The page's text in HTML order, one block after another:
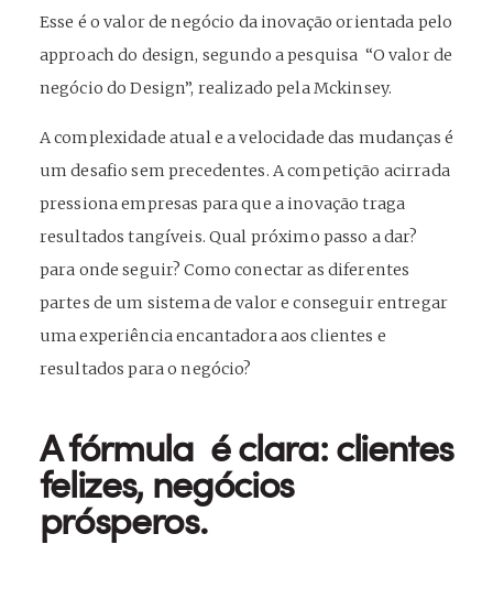
Esse é o valor de negócio da inovação orientada pelo
approach do design, segundo a pesquisa “O valor de
negócio do Design”, realizado pela Mckinsey.
A complexidade atual e a velocidade das mudanças é
um desafio sem precedentes. A competição acirrada
pressiona empresas para que a inovação traga
resultados tangíveis. Qual próximo passo a dar?
para onde seguir? Como conectar as diferentes
partes de um sistema de valor e conseguir entregar
uma experiência encantadora aos clientes e
resultados para o negócio?
A fórmula é clara: clientes
felizes, negócios
prósperos.